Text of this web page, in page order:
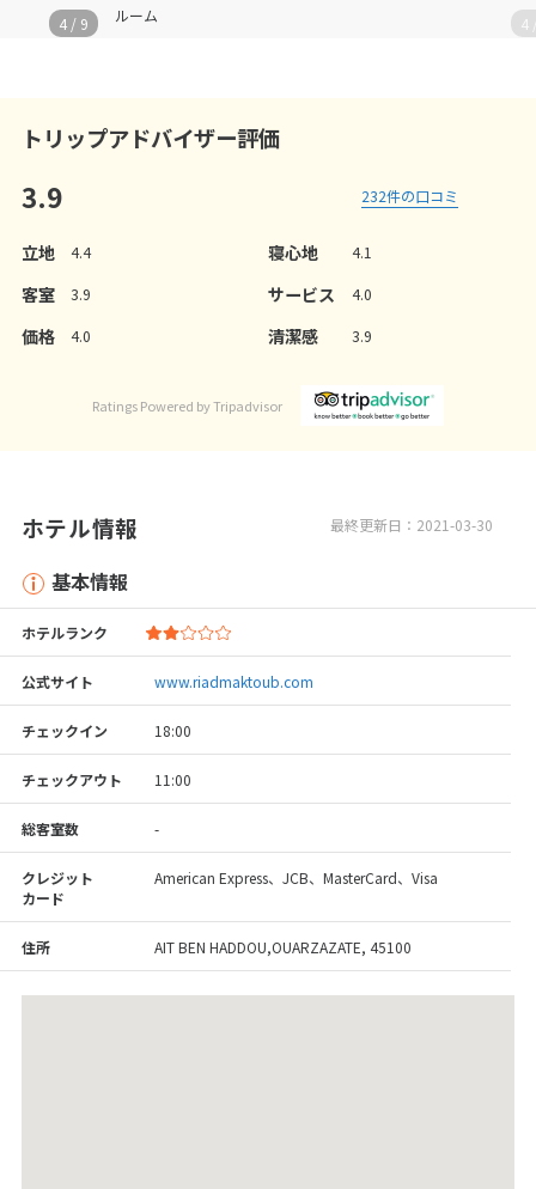
ルーム
4 / 9 4
トリップアドバイザー評価
3.9 232件の口コミ
立地 4.4 寝心地 4.1
客室 3.9 サービス 4.0
価格 4.0 清潔感 3.9
Ratings Powered by Tripadvisor
最終更新日：2021-03-30
ホテル情報
基本情報
ホテルランク
公式サイト www.riadmaktoub.com
チェックイン 18:00
チェックアウト 11:00
総客室数 -
クレジット
カード
American Express、JCB、MasterCard、Visa
住所 AIT BEN HADDOU,OUARZAZATE, 45100